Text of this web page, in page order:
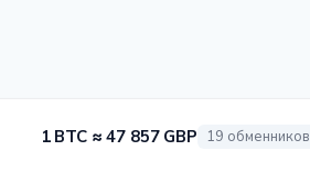
1 BTC ≈ 47 857 GBP 19 обменников